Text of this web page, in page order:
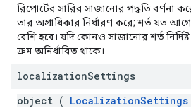
রিপোর্টের সারির সাজানোর পদ্ধতি বর্ণনা
তার অগ্রাধিকার নির্ধারণ করে; শর্ত যত
বেশি হবে। যদি কোনও সাজানোর শর্ত
ক্রম অনির্ধারিত থাকে।
localizationSettings
object ( LocalizationSettings